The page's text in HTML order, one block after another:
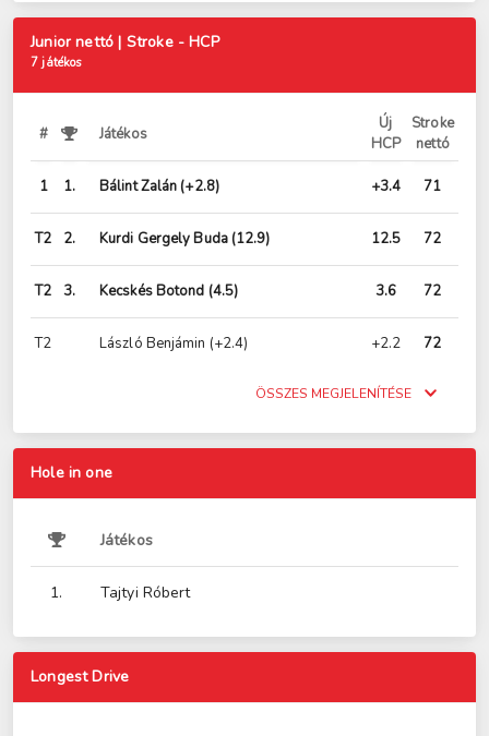
Junior nettó | Stroke - HCP
7 játékos
# Játékos
Új
HCP
Stroke
nettó
1 1. Bálint Zalán (+2.8) +3.4 71
T2 2. Kurdi Gergely Buda (12.9) 12.5 72
T2 3. Kecskés Botond (4.5) 3.6 72
T2 László Benjámin (+2.4) +2.2 72
ÖSSZES MEGJELENÍTÉSE
Hole in one
Játékos
1. Tajtyi Róbert
Longest Drive